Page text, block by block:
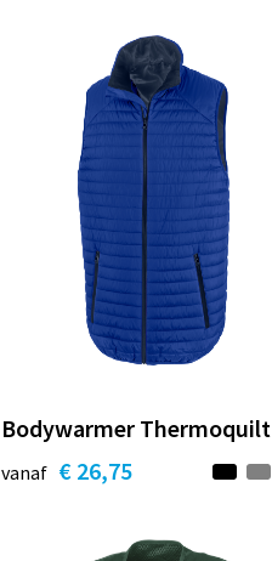
Bodywarmer Thermoquilt
vanaf € 26,75